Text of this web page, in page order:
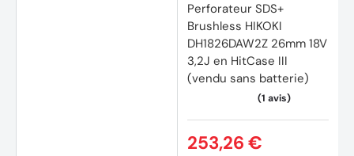
Perforateur SDS+
Brushless HIKOKI
DH1826DAW2Z 26mm 18V
3,2J en HitCase III
(vendu sans batterie)
253,26 €